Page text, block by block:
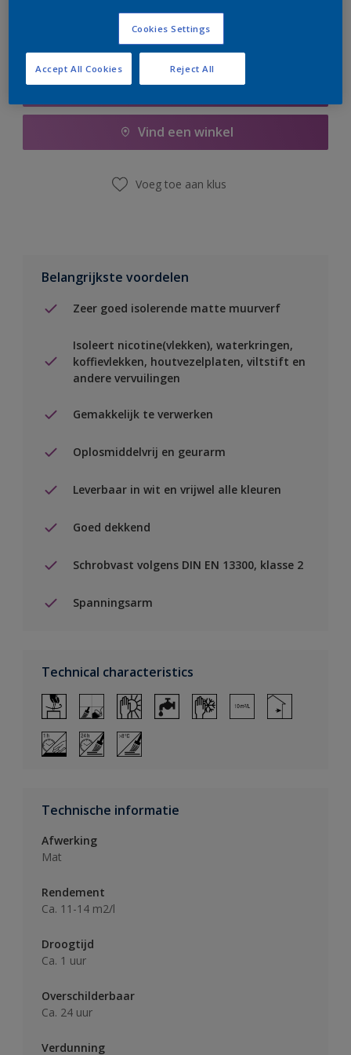
Boodschappenlijst
Vind een winkel
Voeg toe aan klus
Belangrijkste voordelen
Zeer goed isolerende matte muurverf
Isoleert nicotine(vlekken), waterkringen,
koffievlekken, houtvezelplaten, viltstift en
andere vervuilingen
Gemakkelijk te verwerken
Oplosmiddelvrij en geurarm
Leverbaar in wit en vrijwel alle kleuren
Goed dekkend
Schrobvast volgens DIN EN 13300, klasse 2
Spanningsarm
Technical characteristics
Technische informatie
Afwerking
Mat
Rendement
Ca. 11-14 m2/l
Droogtijd
Ca. 1 uur
Overschilderbaar
Ca. 24 uur
Verdunning
Cookies Settings
Reject All
Accept All Cookies